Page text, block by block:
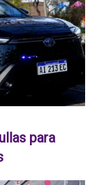
para